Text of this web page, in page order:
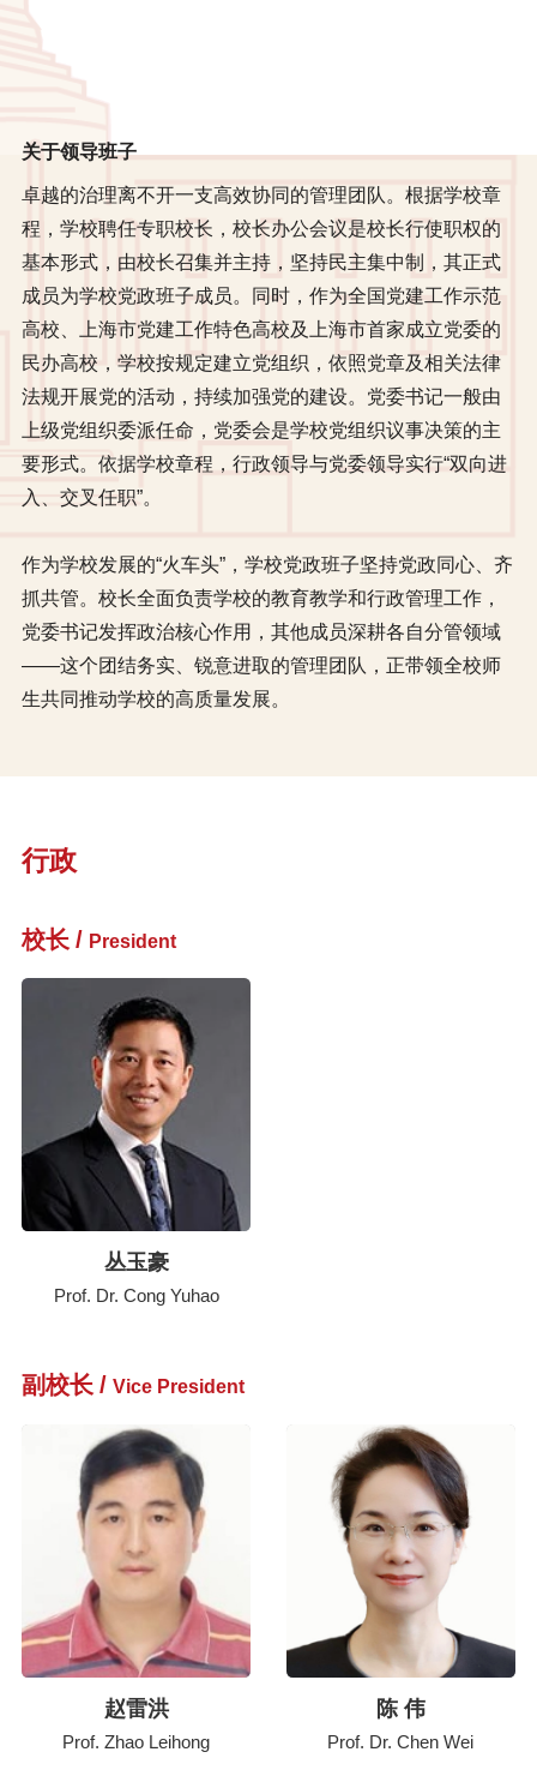
关于领导班子
卓越的治理离不开一支高效协同的管理团队。根据学校章
程，学校聘任专职校长，校长办公会议是校长行使职权的
基本形式，由校长召集并主持，坚持民主集中制，其正式
成员为学校党政班子成员。同时，作为全国党建工作示范
高校、上海市党建工作特色高校及上海市首家成立党委的
民办高校，学校按规定建立党组织，依照党章及相关法律
法规开展党的活动，持续加强党的建设。党委书记一般由
上级党组织委派任命，党委会是学校党组织议事决策的主
要形式。依据学校章程，行政领导与党委领导实行“双向进
入、交叉任职”。
作为学校发展的“火车头”，学校党政班子坚持党政同心、齐
抓共管。校长全面负责学校的教育教学和行政管理工作，
党委书记发挥政治核心作用，其他成员深耕各自分管领域
——这个团结务实、锐意进取的管理团队，正带领全校师
生共同推动学校的高质量发展。
行政
校长 / President
丛玉豪
Prof. Dr. Cong Yuhao
副校长 / Vice President
赵雷洪
Prof. Zhao Leihong
陈 伟
Prof. Dr. Chen Wei